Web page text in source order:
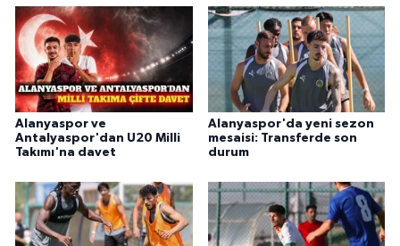
Alanyaspor ve
Antalyaspor'dan U20 Milli
Takımı'na davet
Alanyaspor'da yeni sezon
mesaisi: Transferde son
durum